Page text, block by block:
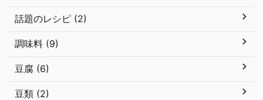
話題のレシピ (2)
調味料 (9)
豆腐 (6)
豆類 (2)